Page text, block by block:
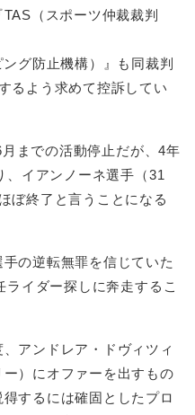
（スポーツ仲裁裁判
グ防止機構）』も同裁判
るよう求めて控訴してい
までの活動停止だが、4年
、イアンノーネ選手（31
ぼ終了と言うことになる
の逆転無罪を信じていた
イダー探しに奔走するこ
アンドレア・ドヴィツィ
）にオファーを出すもの
するには確固としたプロ